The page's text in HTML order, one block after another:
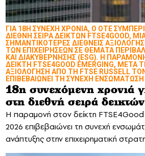
ΓΙΑ 18Η ΣΥΝΕΧΗ ΧΡΟΝΙΑ, Ο ΟΤΕ
ΔΙΕΘΝΗ ΣΕΙΡΑ ΔΕΙΚΤΩΝ FTSE4GOOD,
ΣΗΜΑΝΤΙΚΟΤΕΡΕΣ ΔΙΕΘΝΕΙΣ
ΤΩΝ ΕΠΙΧΕΙΡΗΣΕΩΝ ΣΕ ΘΕΜΑΤΑ
ΚΑΙ ΔΙΑΚΥΒΕΡΝΗΣΗΣ (ESG). Η
ΔΕΙΚΤΗ FTSE4GOOD EMERGING, ΜΕΤΑ
ΑΞΙΟΛΟΓΗΣΗ ΑΠΟ ΤΗ FTSE RUSSELL
ΕΠΙΒΕΒΑΙΩΝΕΙ ΤΗ ΣΥΝΕΧΗ ΕΝΣΩΜΑΤΩΣΗ
18η συνεχόμενη χρονιά
στη διεθνή σειρά
Η παραμονή στον δείκτη FTSE4Good
2026 επιβεβαιώνει τη συνεχή
ανάπτυξης στην επιχειρηματική